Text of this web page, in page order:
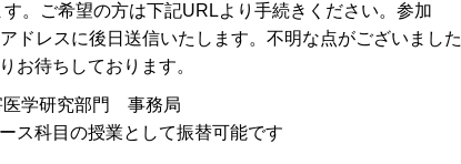
。ご希望の方は下記URLより手続きください。参加
ドレスに後日送信いたします。不明な点がございました
お待ちしております。
医学研究部門 事務局
ス科目の授業として振替可能です